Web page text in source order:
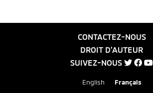
CONTACTEZ-NOUS
DROIT D’AUTEUR
SUIVEZ-NOUS
English Français